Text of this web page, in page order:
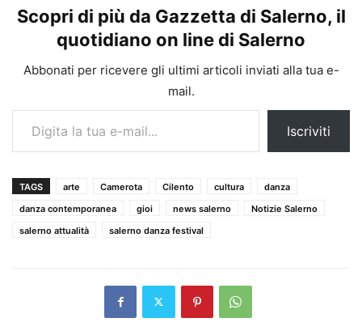
Scopri di più da Gazzetta di Salerno, il
quotidiano on line di Salerno
Abbonati per ricevere gli ultimi articoli inviati alla tua e-
mail.
Digita la tua e-mail...
Iscriviti
TAGS arte Camerota Cilento cultura
danza
danza contemporanea
gioi news salerno
Notizie Salerno
salerno attualità
salerno danza festival